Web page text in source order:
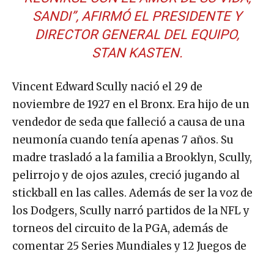
SANDI”, AFIRMÓ EL PRESIDENTE Y
DIRECTOR GENERAL DEL EQUIPO,
STAN KASTEN.
Vincent Edward Scully nació el 29 de
noviembre de 1927 en el Bronx. Era hijo de un
vendedor de seda que falleció a causa de una
neumonía cuando tenía apenas 7 años. Su
madre trasladó a la familia a Brooklyn, Scully,
pelirrojo y de ojos azules, creció jugando al
stickball en las calles. Además de ser la voz de
los Dodgers, Scully narró partidos de la NFL y
torneos del circuito de la PGA, además de
comentar 25 Series Mundiales y 12 Juegos de